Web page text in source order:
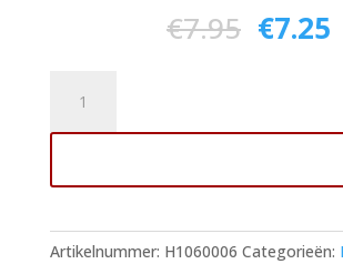
€7.95 €7.25
Kruiskoppeling
3
binnendraad
1
Artikelnummer: H1060006 Categorieën: